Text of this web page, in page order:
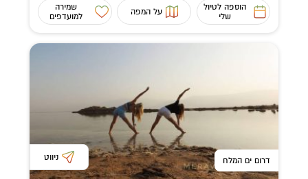
הוספה לטיול
שלי
על המפה
שמירה
למועדפים
דרום ים המלח ניווט